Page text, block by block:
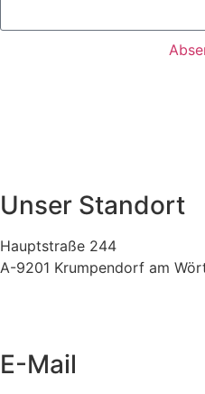
Unser Standort
Hauptstraße 244
A-9201 Krumpendorf am
E-Mail